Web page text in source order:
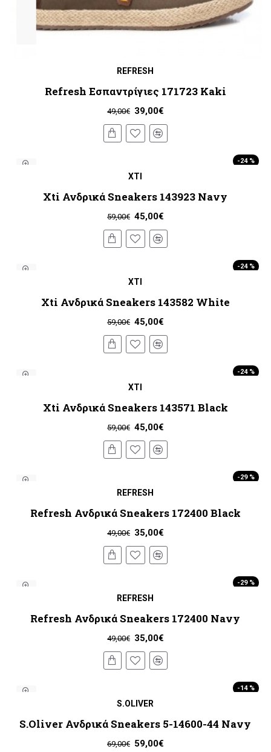
REFRESH
Refresh Εσπαντρίγιες 171723 Kaki
39,00€
49,00€
-24 %
XTI
Xti Ανδρικά Sneakers 143923 Navy
45,00€
59,00€
-24 %
XTI
Xti Ανδρικά Sneakers 143582 White
45,00€
59,00€
-24 %
XTI
Xti Ανδρικά Sneakers 143571 Black
45,00€
59,00€
-29 %
REFRESH
Refresh Ανδρικά Sneakers 172400 Black
35,00€
49,00€
-29 %
REFRESH
Refresh Ανδρικά Sneakers 172400 Navy
35,00€
49,00€
-14 %
S.OLIVER
S.Oliver Ανδρικά Sneakers 5-14600-44 Navy
59,00€
69,00€